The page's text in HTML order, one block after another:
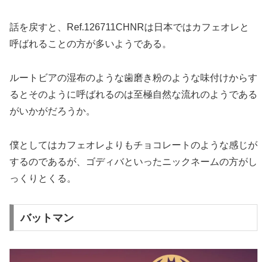
話を戻すと、Ref.126711CHNRは日本ではカフェオレと
呼ばれることの方が多いようである。
ルートビアの湿布のような歯磨き粉のような味付けからす
るとそのように呼ばれるのは至極自然な流れのようである
がいかがだろうか。
僕としてはカフェオレよりもチョコレートのような感じが
するのであるが、ゴディバといったニックネームの方がし
っくりとくる。
バットマン